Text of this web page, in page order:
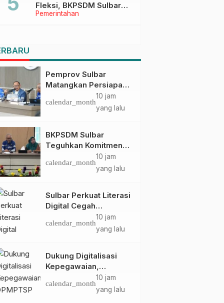
Pemerintahan
Fleksi, BKPSDM Sulbar
Dorong Transformasi
Pemprov Sulbar
Matangkan Persiapan
HUT Ke-81 RI, Puncak
Upacara di Lapangan
calendar_month
10 jam
yang lalu
BKPSDM Sulbar
Teguhkan Komitmen
Pengembangan
Kompetensi ASN
Perjanjian Tugas
Belajar 2026
calendar_month
10 jam
yang lalu
Sulbar Perkuat Literasi
Digital Cegah
Kejahatan Love
Scamming
calendar_month
10 jam
yang lalu
Dukung Digitalisasi
Kepegawaian,
DPMPTSP Sulbar Siap
Terapkan Aplikasi
calendar_month
10 jam
yang lalu